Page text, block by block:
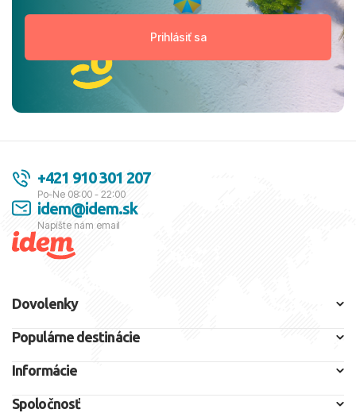
+421 910 301 207
Po-Ne 08:00 - 22:00
idem@idem.sk
Napíšte nám email
Dovolenky
Populárne destinácie
Informácie
Spoločnosť